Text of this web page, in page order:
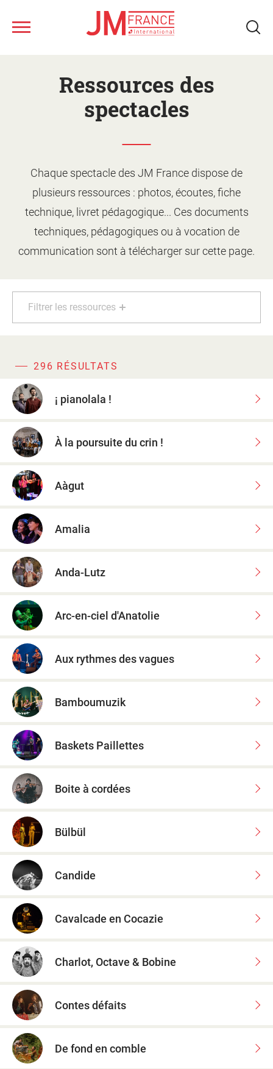
Qui sommes-nous ?
Notre réseau
Le jeune public
Les artistes
Monter un projet d'action
culturelle
Présentation des ateliers
Le calendrier
Les Étincelles
Nos ressources
Ressources des spectacles
Ressources adhérents
Fonds musical JM France
Présentation
Réalisations
Ressources des
spectacles
Chaque spectacle des JM France dispose de
plusieurs ressources : photos, écoutes, fiche
technique, livret pédagogique... Ces documents
techniques, pédagogiques ou à vocation de
communication sont à télécharger sur cette page.
Filtrer les ressources
296 RÉSULTATS
¡ pianolala !
À la poursuite du crin !
Aàgut
Amalia
Anda-Lutz
Arc-en-ciel d'Anatolie
Aux rythmes des vagues
Bamboumuzik
Baskets Paillettes
Boite à cordées
Bülbül
Candide
Cavalcade en Cocazie
Charlot, Octave & Bobine
Contes défaits
De fond en comble